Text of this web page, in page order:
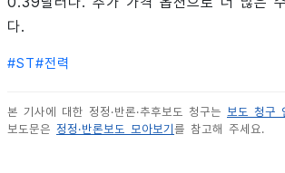
다.
#ST#전력
본 기사에 대한 정정·반론·추후보도 청구는 보도 청구
보도문은 정정·반론보도 모아보기를 참고해 주세요.